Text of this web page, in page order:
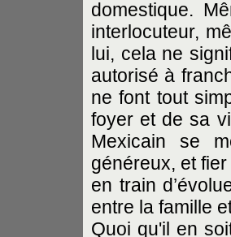
domestique.
interlocuteur,
lui, cela ne
autorisé à
ne font tout
foyer et de sa
Mexicain se
généreux, et
en train
entre la famille
Quoi qu'il en